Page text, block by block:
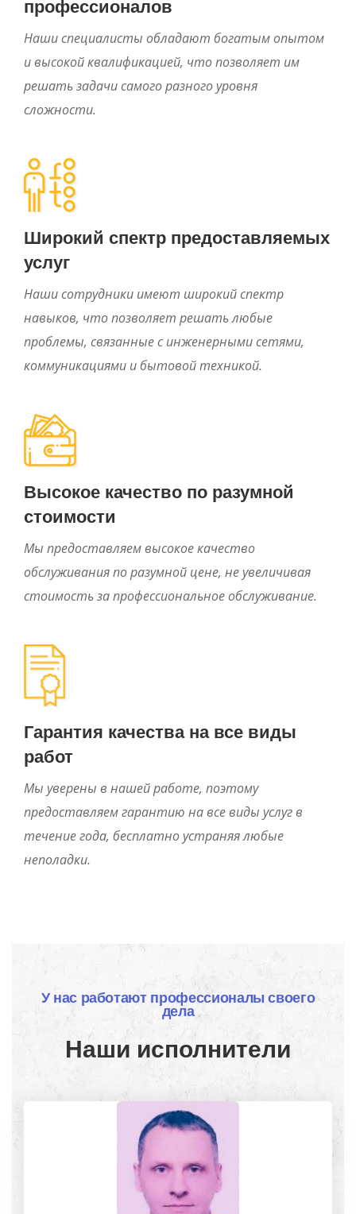
профессионалов
Наши специалисты обладают богатым опытом
и высокой квалификацией, что позволяет им
решать задачи самого разного уровня
сложности.
Широкий спектр предоставляемых
услуг
Наши сотрудники имеют широкий спектр
навыков, что позволяет решать любые
проблемы, связанные с инженерными сетями,
коммуникациями и бытовой техникой.
Высокое качество по разумной
стоимости
Мы предоставляем высокое качество
обслуживания по разумной цене, не увеличивая
стоимость за профессиональное обслуживание.
Гарантия качества на все виды
работ
Мы уверены в нашей работе, поэтому
предоставляем гарантию на все виды услуг в
течение года, бесплатно устраняя любые
неполадки.
У нас работают профессионалы своего
дела
Наши исполнители